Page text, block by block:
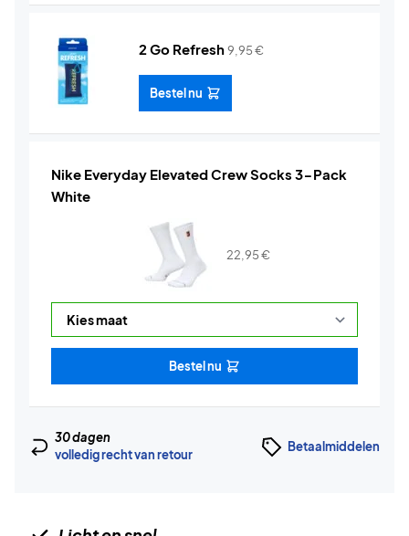
2 Go Refresh9,95€
Bestel nu
Nike Everyday Elevated Crew Socks 3-Pack
White
22,95€
Bestel nu
30 dagen
volledig recht van retour
Betaalmiddelen